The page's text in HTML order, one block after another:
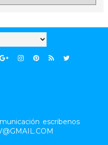
escribenos